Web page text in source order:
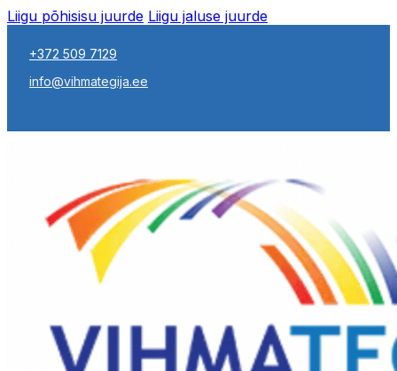
Liigu põhisisu juurde Liigu jaluse juurde
+372 509 7129
info@vihmategija.ee